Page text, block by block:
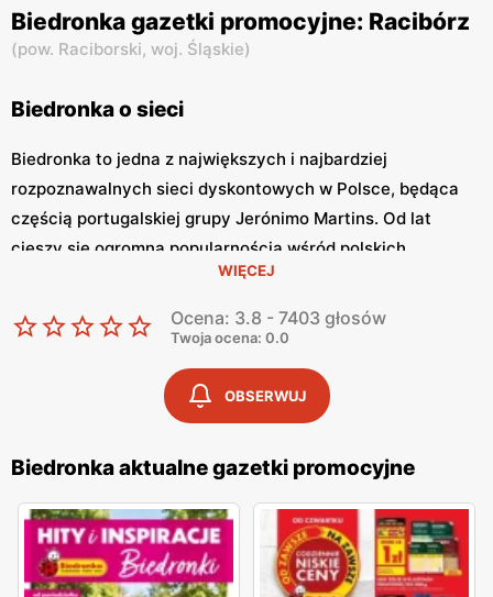
Biedronka gazetki promocyjne: Racibórz
(pow. Raciborski, woj. Śląskie)
Biedronka o sieci
Biedronka to jedna z największych i najbardziej
rozpoznawalnych sieci dyskontowych w Polsce, będąca
częścią portugalskiej grupy Jerónimo Martins. Od lat
cieszy się ogromną popularnością wśród polskich
konsumentów, oferując szeroki asortyment produktów
spożywczych i przemysłowych w atrakcyjnych niskich
cenach. Klienci cenią sobie bogaty wybór, częste
promocje oraz doskonałą jakość oferowanych produktów.
Jednym z kluczowych elementów strategii marketingowej
Biedronka gazetka promocyjna
się regularnie i informuje o najnowszych ofertach.
Gazetka promocyjna Biedronka
, publikowana co tydzień,
prezentuje aktualne promocje, specjalne oferty i
sezonowe wyprzedaże, dzięki czemu klienci mogą
planować swoje zakupy i korzystać z wyjątkowych okazji
WIĘCEJ
Ocena: 3.8 - 7403 głosów
Twoja ocena: 0.0
OBSERWUJ
Biedronka aktualne gazetki promocyjne